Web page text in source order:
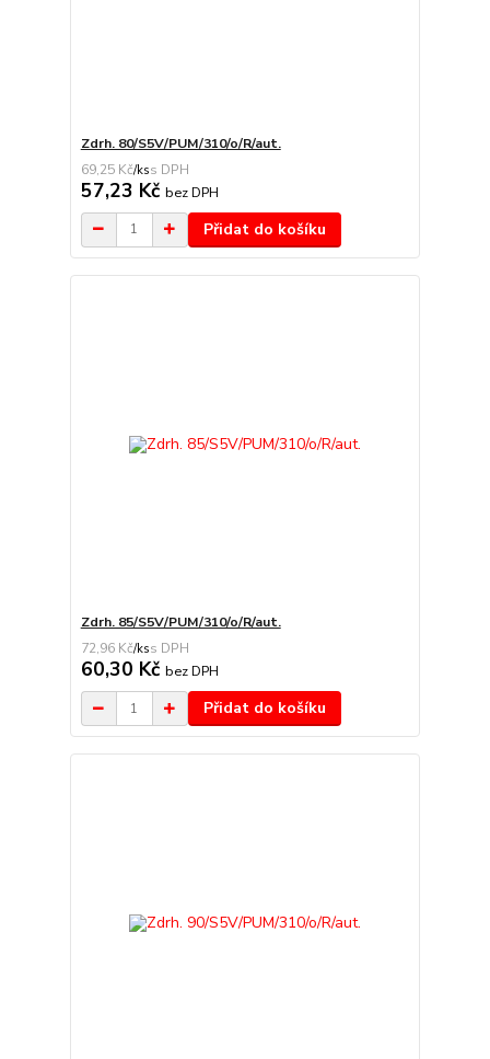
Zdrh. 80/S5V/PUM/310/o/R/aut.
69,25 Kč/ks
57,23 Kč bez DPH
Přidat do košíku
Zdrh. 85/S5V/PUM/310/o/R/aut.
72,96 Kč/ks
60,30 Kč bez DPH
Přidat do košíku